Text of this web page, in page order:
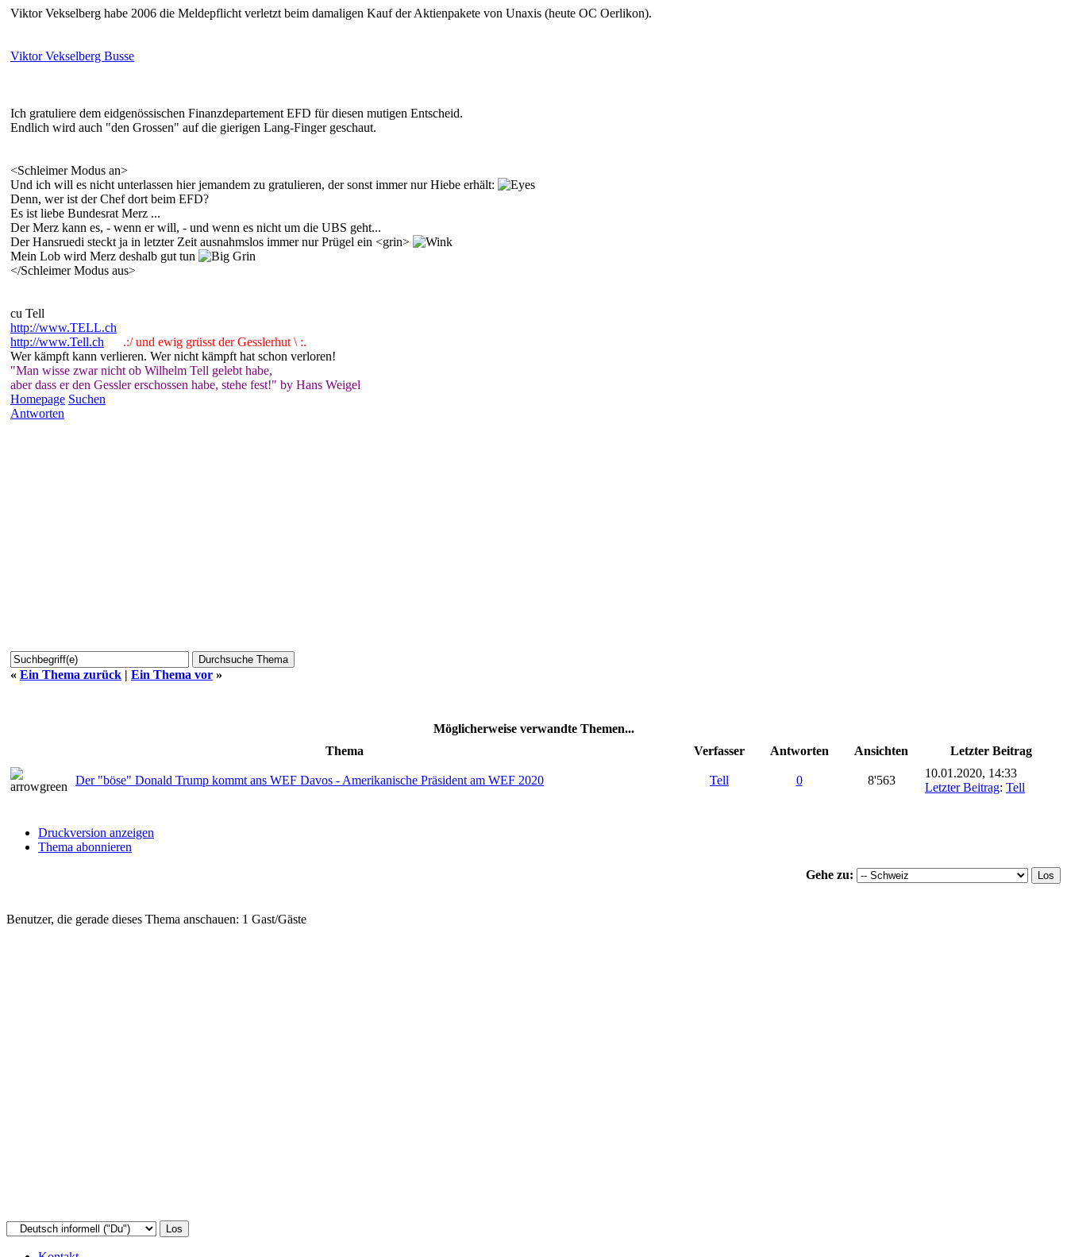
Viktor Vekselberg habe 2006 die Meldepflicht verletzt beim damaligen Kauf der Aktienpakete von Unaxis (heute OC Oerlikon).
Viktor Vekselberg Busse
Ich gratuliere dem eidgenössischen Finanzdepartement EFD für diesen mutigen Entscheid.
Endlich wird auch "den Grossen" auf die gierigen Lang-Finger geschaut.
<Schleimer Modus an>
Und ich will es nicht unterlassen hier jemandem zu gratulieren, der sonst immer nur Hiebe erhält:
Denn, wer ist der Chef dort beim EFD?
Es ist liebe Bundesrat Merz ...
Der Merz kann es, - wenn er will, - und wenn es nicht um die UBS geht...
Der Hansruedi steckt ja in letzter Zeit ausnahmslos immer nur Prügel ein <grin>
Mein Lob wird Merz deshalb gut tun
</Schleimer Modus aus>
cu Tell
http://www.TELL.ch
http://www.Tell.ch
.:/ und ewig grüsst der Gesslerhut \ :.
Wer kämpft kann verlieren. Wer nicht kämpft hat schon verloren!
"Man wisse zwar nicht ob Wilhelm Tell gelebt habe,
aber dass er den Gessler erschossen habe, stehe fest!" by Hans Weigel
Homepage Suchen
Antworten
« Ein Thema zurück | Ein Thema vor »
Möglicherweise verwandte Themen...
Thema
Verfasser Antworten Ansichten Letzter Beitrag
Der "böse" Donald Trump kommt ans WEF Davos - Amerikanische Präsident am WEF 2020 Tell 0 8'563
10.01.2020, 14:33
Letzter Beitrag: Tell
Druckversion anzeigen
Thema abonnieren
Gehe zu:
Benutzer, die gerade dieses Thema anschauen: 1 Gast/Gäste